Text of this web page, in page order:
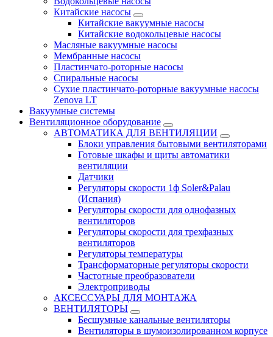
Китайские насосы
Китайские вакуумные насосы
Китайские водокольцевые насосы
Масляные вакуумные насосы
Мембранные насосы
Пластинчато-роторные насосы
Спиральные насосы
Сухие пластинчато-роторные вакуумные насосы
Zenova LT
Вакуумные системы
Вентиляционное оборудование
АВТОМАТИКА ДЛЯ ВЕНТИЛЯЦИИ
Блоки управления бытовыми вентиляторами
Готовые шкафы и щиты автоматики
вентиляции
Датчики
Регуляторы скорости 1ф Soler&Palau
(Испания)
Регуляторы скорости для однофазных
вентиляторов
Регуляторы скорости для трехфазных
вентиляторов
Регуляторы температуры
Трансформаторные регуляторы скорости
Частотные преобразователи
Электроприводы
АКСЕССУАРЫ ДЛЯ МОНТАЖА
ВЕНТИЛЯТОРЫ
Бесшумные канальные вентиляторы
Вентиляторы в шумоизолированном корпусе